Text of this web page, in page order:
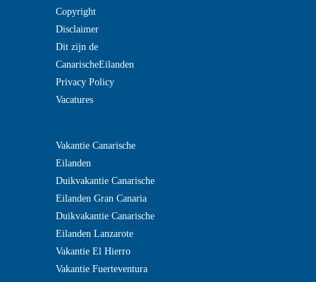
Copyright
Disclaimer
Dit zijn de
CanarischeEilanden
Privacy Policy
Vacatures
Vakantie Canarische
Eilanden
Duikvakantie Canarische
Eilanden Gran Canaria
Duikvakantie Canarische
Eilanden Lanzarote
Vakantie El Hierro
Vakantie Fuerteventura